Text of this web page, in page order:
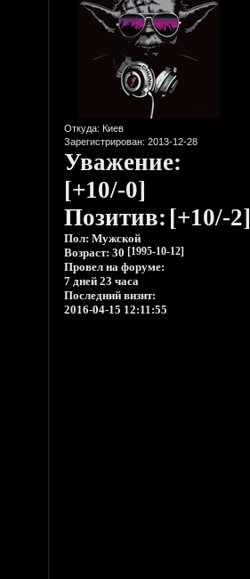
Откуда: Киев
Зарегистрирован: 2013-12-28
Уважение:
[+10/-0]
Позитив: [+10/-2]
Пол: Мужской
Возраст: 30 [1995-10-12]
Провел на форуме:
7 дней 23 часа
Последний визит:
2016-04-15 12:11:55